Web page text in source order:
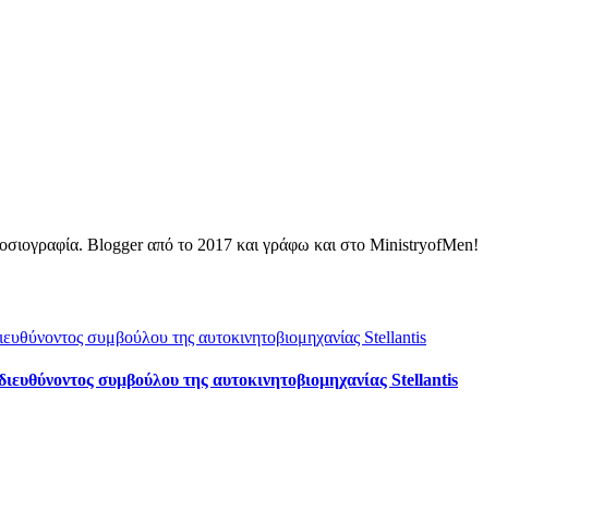
Blogger από το 2017 και γράφω και στο MinistryofMen!
συμβούλου της αυτοκινητοβιομηχανίας Stellantis